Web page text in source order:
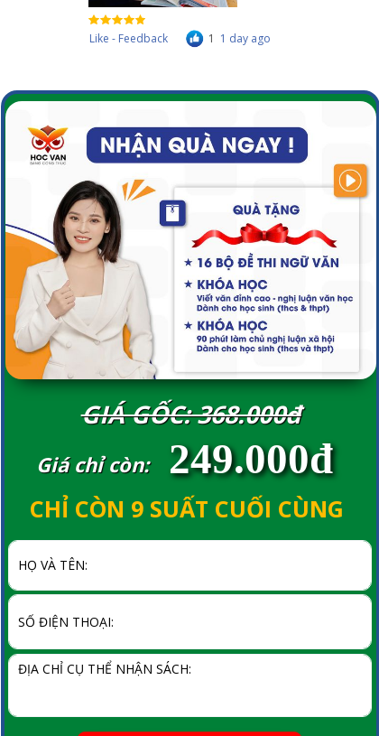
Like - Feedback 1 1 day ago
GIÁ GỐC: 368.000đ
Giá chỉ còn: 249.000đ
CHỈ CÒN 9 SUẤT CUỐI CÙNG